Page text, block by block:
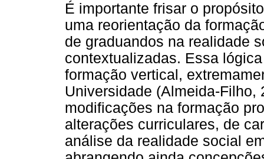
É importante frisar o
uma reorientação da
de graduandos na realidade
contextualizadas. Essa
formação vertical,
Universidade (Almeida-Filho,
modificações na formação
alterações curriculares, de
análise da realidade social